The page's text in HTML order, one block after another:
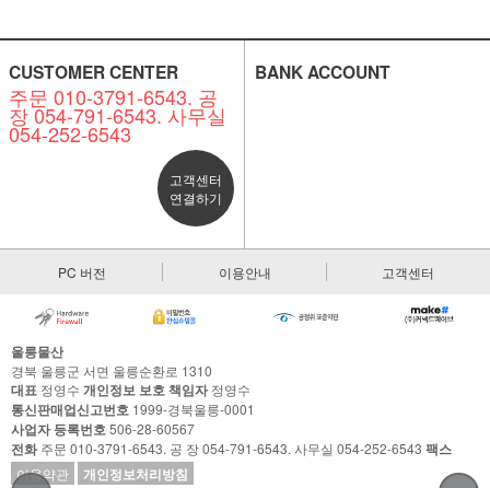
CUSTOMER CENTER
주문 010-3791-6543. 공
장 054-791-6543. 사무실
054-252-6543
고객센터
연결하기
BANK ACCOUNT
PC 버전 이용안내 고객센터
울릉물산
경북 울릉군 서면 울릉순환로 1310
대표 정영수 개인정보 보호 책임자정영수
통신판매업신고번호 1999-경북울릉-0001
사업자 등록번호506-28-60567
전화주문 010-3791-6543. 공 장 054-791-6543. 사무실 054-252-6543 팩스
이용약관 개인정보처리방침